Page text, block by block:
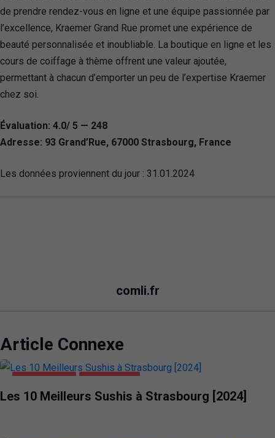
de prendre rendez-vous en ligne et une équipe passionnée par
l’excellence, Kraemer Grand Rue promet une expérience de
beauté personnalisée et inoubliable. La boutique en ligne et les
cours de coiffage à thème offrent une valeur ajoutée,
permettant à chacun d’emporter un peu de l’expertise Kraemer
chez soi.
Évaluation: 4.0/ 5 — 248
Adresse: 93 Grand’Rue, 67000 Strasbourg, France
Les données proviennent du jour : 31.01.2024
comli.fr
Article Connexe
Les 10 Meilleurs Sushis à Strasbourg [2024]